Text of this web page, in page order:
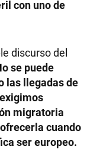
con uno de
discurso del
se puede
las llegadas de
migratoria
cuando
ser europeo.